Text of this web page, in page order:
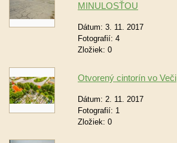
MINULOSŤOU
Dátum: 3. 11. 2017
Fotografií: 4
Zložiek: 0
Otvorený cintorín vo Veči
Dátum: 2. 11. 2017
Fotografií: 1
Zložiek: 0